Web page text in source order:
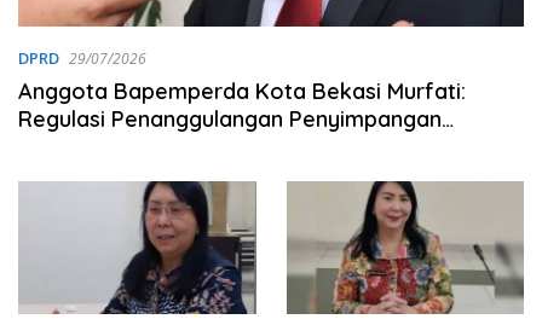
DPRD 29/07/2026
Anggota Bapemperda Kota Bekasi Murfati:
Regulasi Penanggulangan Penyimpangan